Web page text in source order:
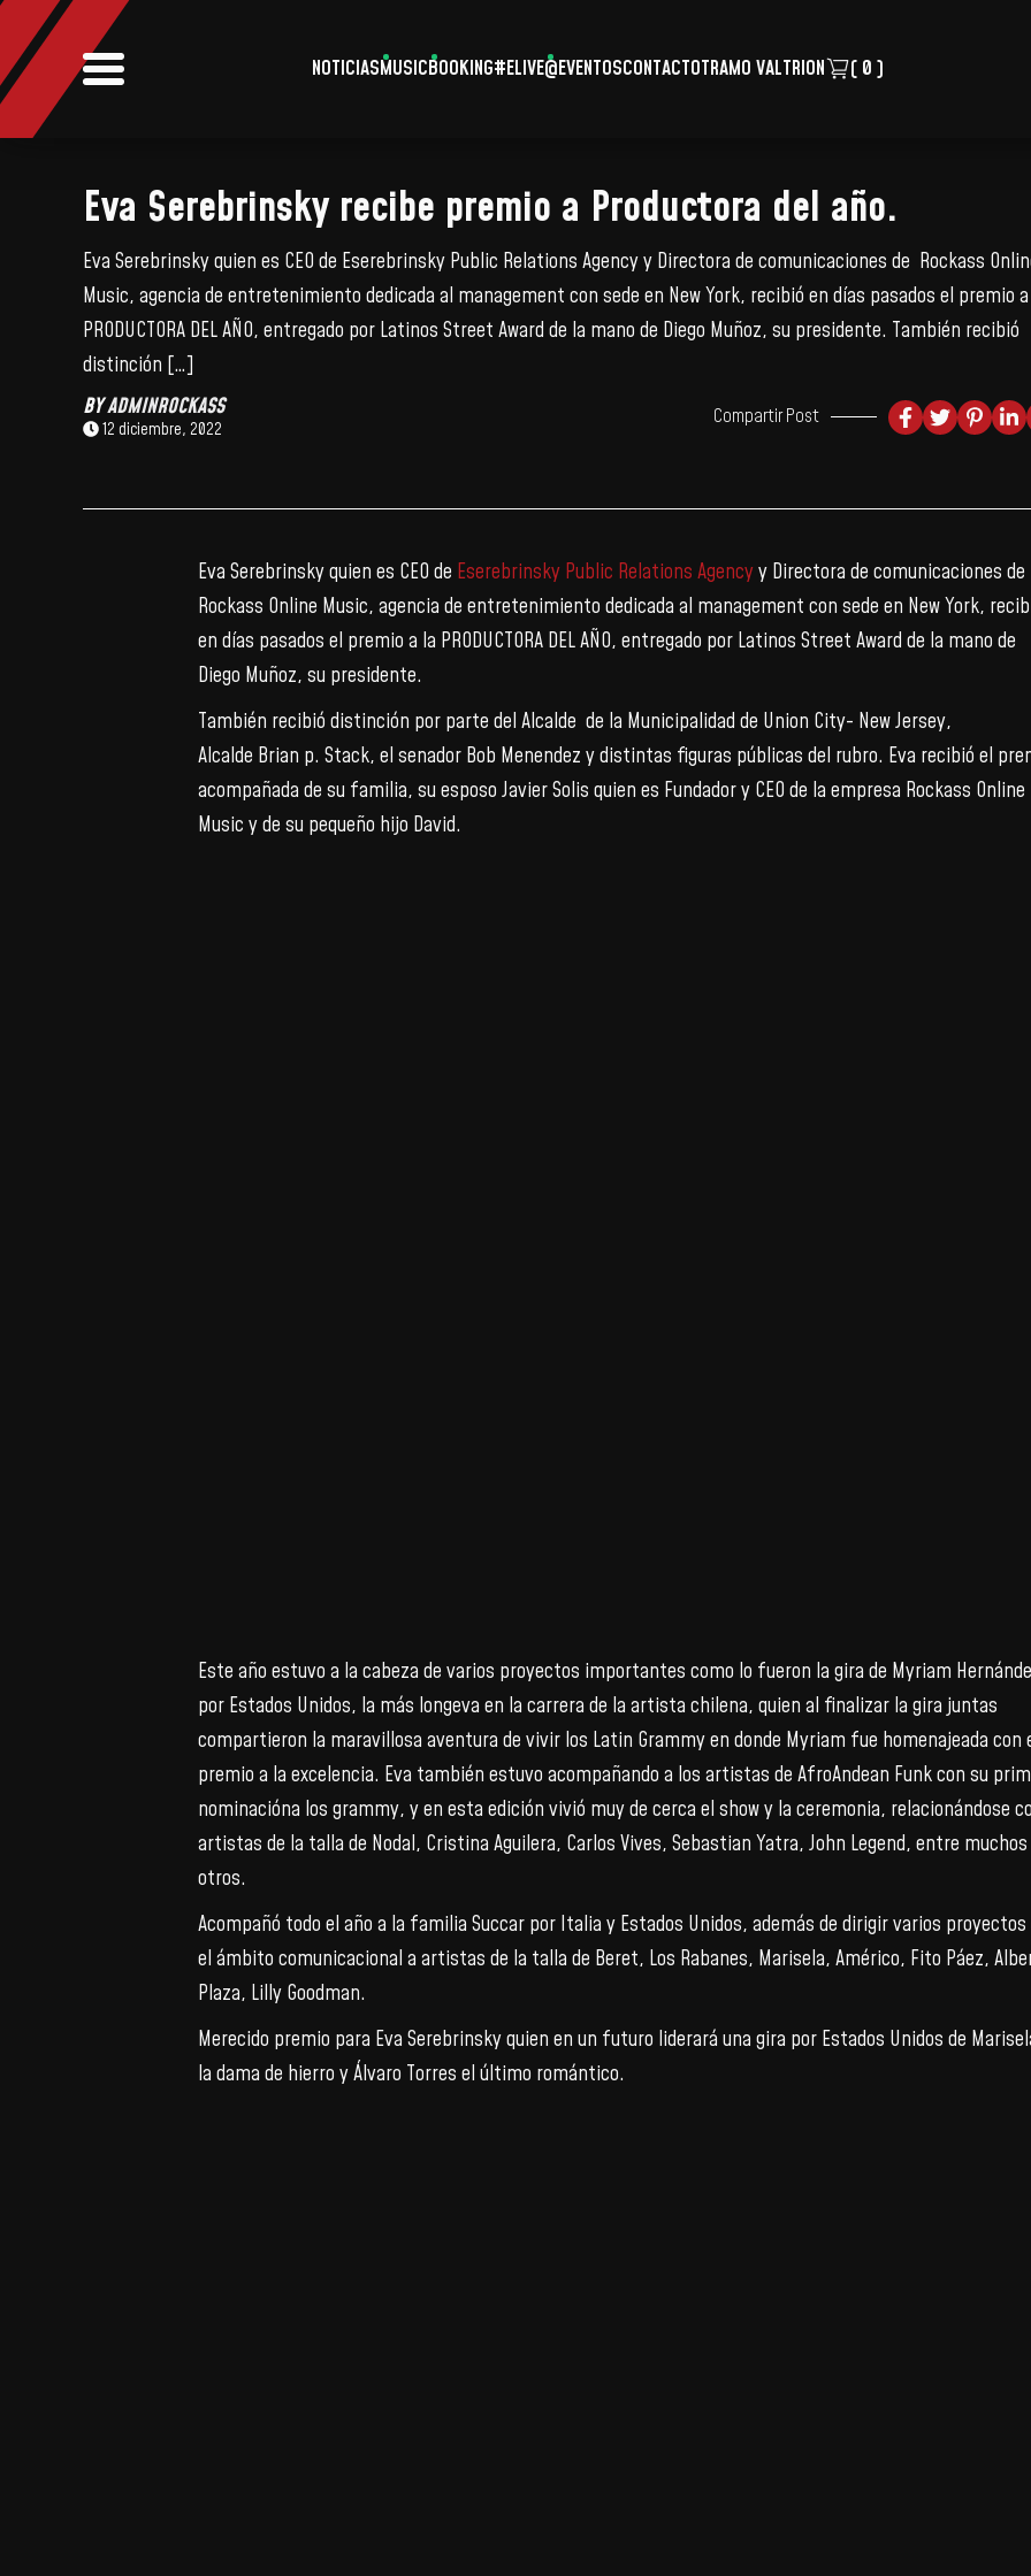
NOTICIASMUSICBOOKING#ELIVE@EVENTOSCONTACTOTRAMO VALTRION ( 0 )
Eva Serebrinsky recibe premio a Productora del año.
Eva Serebrinsky quien es CEO de Eserebrinsky Public Relations Agency y Directora de comunicaciones de Rockass
Music, agencia de entretenimiento dedicada al management con sede en New York, recibió en días pasados el premio
PRODUCTORA DEL AÑO, entregado por Latinos Street Award de la mano de Diego Muñoz, su presidente. También recibió
distinción […]
BYADMINROCKASS
12 diciembre, 2022
Compartir Post
Eva Serebrinsky quien es CEO de Eserebrinsky Public Relations Agencyy Directora de comunicaciones de
Rockass Online Music, agencia de entretenimiento dedicada al management con sede en New York,
en días pasados el premio a la PRODUCTORA DEL AÑO, entregado por Latinos Street Award de la mano de
Diego Muñoz, su presidente.
También recibió distinción por parte del Alcalde de la Municipalidad de Union City- New Jersey,
Alcalde Brian p. Stack, el senador Bob Menendez y distintas figuras públicas del rubro. Eva recibió el
acompañada de su familia, su esposo Javier Solis quien es Fundador y CEO de la empresa Rockass Online
Music y de su pequeño hijo David.
Este año estuvo a la cabeza de varios proyectos importantes como lo fueron la gira de Myriam
por Estados Unidos, la más longeva en la carrera de la artista chilena, quien al finalizar la gira juntas
compartieron la maravillosa aventura de vivir los Latin Grammy en donde Myriam fue homenajeada con
premio a la excelencia. Eva también estuvo acompañando a los artistas de AfroAndean Funk con su
nominacióna los grammy, y en esta edición vivió muy de cerca el show y la ceremonia, relacionándose
artistas de la talla de Nodal, Cristina Aguilera, Carlos Vives, Sebastian Yatra, John Legend, entre muchos
otros.
Acompañó todo el año a la familia Succar por Italia y Estados Unidos, además de dirigir varios proyectos
el ámbito comunicacional a artistas de la talla de Beret, Los Rabanes, Marisela, Américo, Fito Páez,
Plaza, Lilly Goodman.
Merecido premio para Eva Serebrinsky quien en un futuro liderará una gira por Estados Unidos de
la dama de hierro y Álvaro Torres el último romántico.